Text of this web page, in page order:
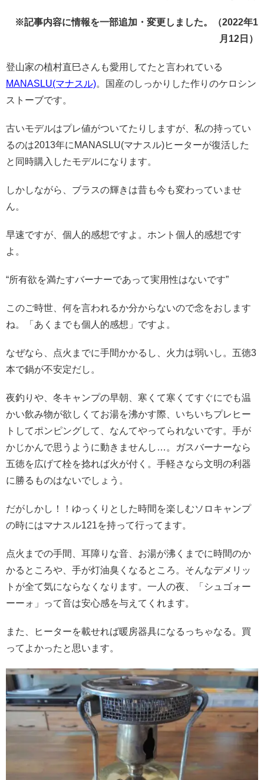
※記事内容に情報を一部追加・変更しました。（2022年1
月12日）
登山家の植村直巳さんも愛用してたと言われている
MANASLU(マナスル)。国産のしっかりした作りのケロシン
ストーブです。
古いモデルはプレ値がついてたりしますが、私の持ってい
るのは2013年にMANASLU(マナスル)ヒーターが復活した
と同時購入したモデルになります。
しかしながら、ブラスの輝きは昔も今も変わっていませ
ん。
早速ですが、個人的感想ですよ。ホント個人的感想です
よ。
“所有欲を満たすバーナーであって実用性はないです”
このご時世、何を言われるか分からないので念をおします
ね。「あくまでも個人的感想」ですよ。
なぜなら、点火までに手間かかるし、火力は弱いし。五徳3
本で鍋が不安定だし。
夜釣りや、冬キャンプの早朝、寒くて寒くてすぐにでも温
かい飲み物が欲しくてお湯を沸かす際、いちいちプレヒー
トしてポンピングして、なんてやってられないです。手が
かじかんで思うように動きませんし…。ガスバーナーなら
五徳を広げて栓を捻れば火が付く。手軽さなら文明の利器
に勝るものはないでしょう。
だがしかし！！ゆっくりとした時間を楽しむソロキャンプ
の時にはマナスル121を持って行ってます。
点火までの手間、耳障りな音、お湯が沸くまでに時間のか
かるところや、手が灯油臭くなるところ。そんなデメリッ
トが全て気にならなくなります。一人の夜、「シュゴォー
ーーォ」って音は安心感を与えてくれます。
また、ヒーターを載せれば暖房器具になるっちゃなる。買
ってよかったと思います。